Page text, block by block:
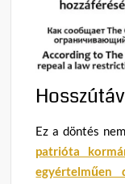
Ez a döntés
patrióta
egyértelműen